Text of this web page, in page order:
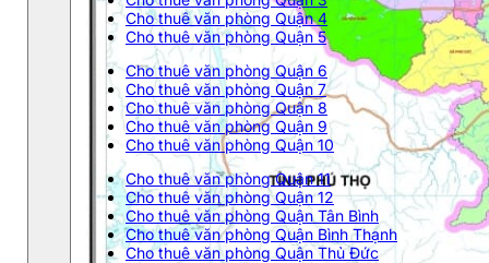
Cho thuê văn phòng Quận 4
Cho thuê văn phòng Quận 5
Cho thuê văn phòng Quận 6
Cho thuê văn phòng Quận 7
Cho thuê văn phòng Quận 8
Cho thuê văn phòng Quận 9
Cho thuê văn phòng Quận 10
Cho thuê văn phòng Quận 11
Cho thuê văn phòng Quận 12
Cho thuê văn phòng Quận Tân Bình
Cho thuê văn phòng Quận Bình Thạnh
Cho thuê văn phòng Quận Thủ Đức